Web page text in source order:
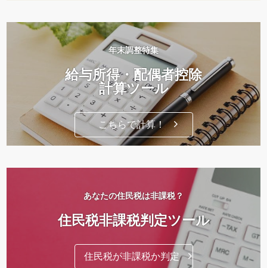
年末調整特集
給与所得・配偶者控除
計算ツール
こちらで計算！
あなたの住民税は非課税？
住民税非課税判定ツール
住民税が非課税か判定